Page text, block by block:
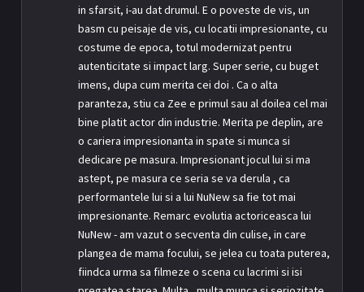
in sfarsit, i-au dat drumul. E o poveste de vis, un
basm cu peisaje de vis, cu locatii impresionante, cu
costume de epoca, totul modernizat pentru
autenticitate si impact larg. Super serie, cu buget
imens, dupa cum merita cei doi . Ca o alta
paranteza, stiu ca Zee e primul sau al doilea cel mai
bine platit actor din industrie. Merita pe deplin, are
o cariera impresionanta in spate si munca si
dedicare pe masura. Impresionant jocul lui si ma
astept, pe masura ce seria se va derula , ca
performantele lui si a lui NuNew sa fie tot mai
impresionante. Remarc evolutia actoriceasca lui
NuNew - am vazut o secventa din culise, in care
plangea de mama focului, se jelea cu toata puterea,
fiindca urma sa filmeze o scena cu lacrimi si isi